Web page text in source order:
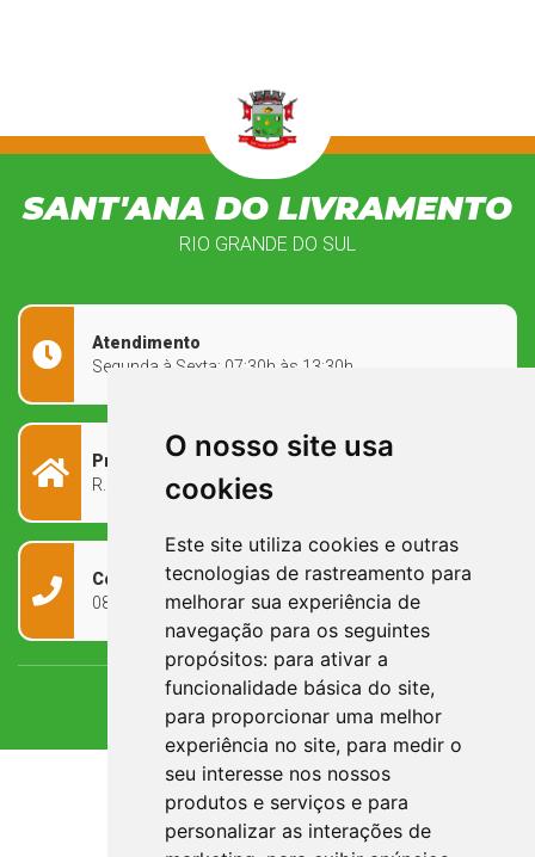
O nosso site usa
cookies
Este site utiliza cookies e outras
tecnologias de rastreamento para
melhorar sua experiência de
navegação para os seguintes
propósitos: para ativar a
funcionalidade básica do site,
para proporcionar uma melhor
experiência no site, para medir o
seu interesse nos nossos
produtos e serviços e para
personalizar as interações de
SANT'ANA DO LIVRAMENTO
RIO GRANDE DO SUL
Atendimento
Segunda à Sexta: 07:30h às 13:30h
Prefeitura Municipal
R. Rivadávia Corrêa, 858 - Centro - RS, 97573-010
Contato
0800 090 2050